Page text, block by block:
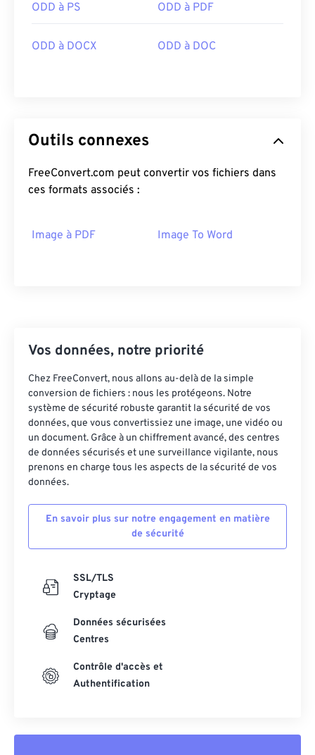
ODD à PS ODD à PDF
ODD à DOCX ODD à DOC
Outils connexes
FreeConvert.com peut convertir vos fichiers dans
ces formats associés :
Image à PDF Image To Word
Vos données, notre priorité
Chez FreeConvert, nous allons au-delà de la simple
conversion de fichiers : nous les protégeons. Notre
système de sécurité robuste garantit la sécurité de vos
données, que vous convertissiez une image, une vidéo ou
un document. Grâce à un chiffrement avancé, des centres
de données sécurisés et une surveillance vigilante, nous
prenons en charge tous les aspects de la sécurité de vos
données.
En savoir plus sur notre engagement en matière
de sécurité
SSL/TLS
Cryptage
Données sécurisées
Centres
Contrôle d'accès et
Authentification